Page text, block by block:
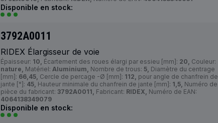
Disponible en stock:
3792A0011
RIDEX Élargisseur de voie
Épaisseur: 10, Écartement des roues élargi par essieu [mm]: 20, Couleur:
nature, Matériel: Aluminium, Nombre de trous: 5, Diamètre du centrage
[mm]: 66,45, Cercle de percage -Ø [mm]: 112, pour angle de chanfrein de
jante [°]: 45, Hauteur minimale du chanfrein de jante [mm]: 1,5, Numéro de
pièce du fabricant: 3792A0011, Fabricant: RIDEX, Numéro de EAN:
4064138349079
Disponible en stock: